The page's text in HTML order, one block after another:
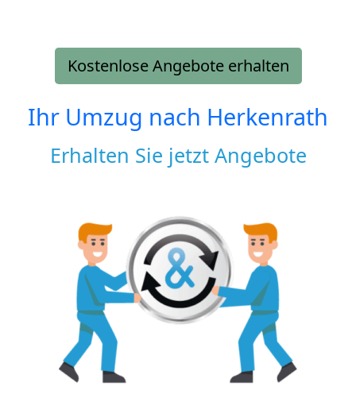
Kostenlose Angebote erhalten
Ihr Umzug nach Herkenrath
Erhalten Sie jetzt Angebote